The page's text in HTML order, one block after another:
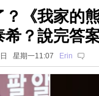
？《我家的
希？說完答
星期一11:07 Erin